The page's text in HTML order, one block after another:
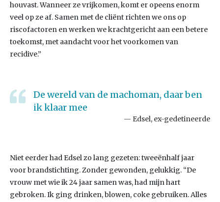
houvast. Wanneer ze vrijkomen, komt er opeens enorm
veel op ze af. Samen met de cliënt richten we ons op
riscofactoren en werken we krachtgericht aan een betere
toekomst, met aandacht voor het voorkomen van
recidive.”
De wereld van de machoman, daar ben
ik klaar mee
Edsel, ex-gedetineerde
Niet eerder had Edsel zo lang gezeten: tweeënhalf jaar
voor brandstichting. Zonder gewonden, gelukkig. “De
vrouw met wie ik 24 jaar samen was, had mijn hart
gebroken. Ik ging drinken, blowen, coke gebruiken. Alles